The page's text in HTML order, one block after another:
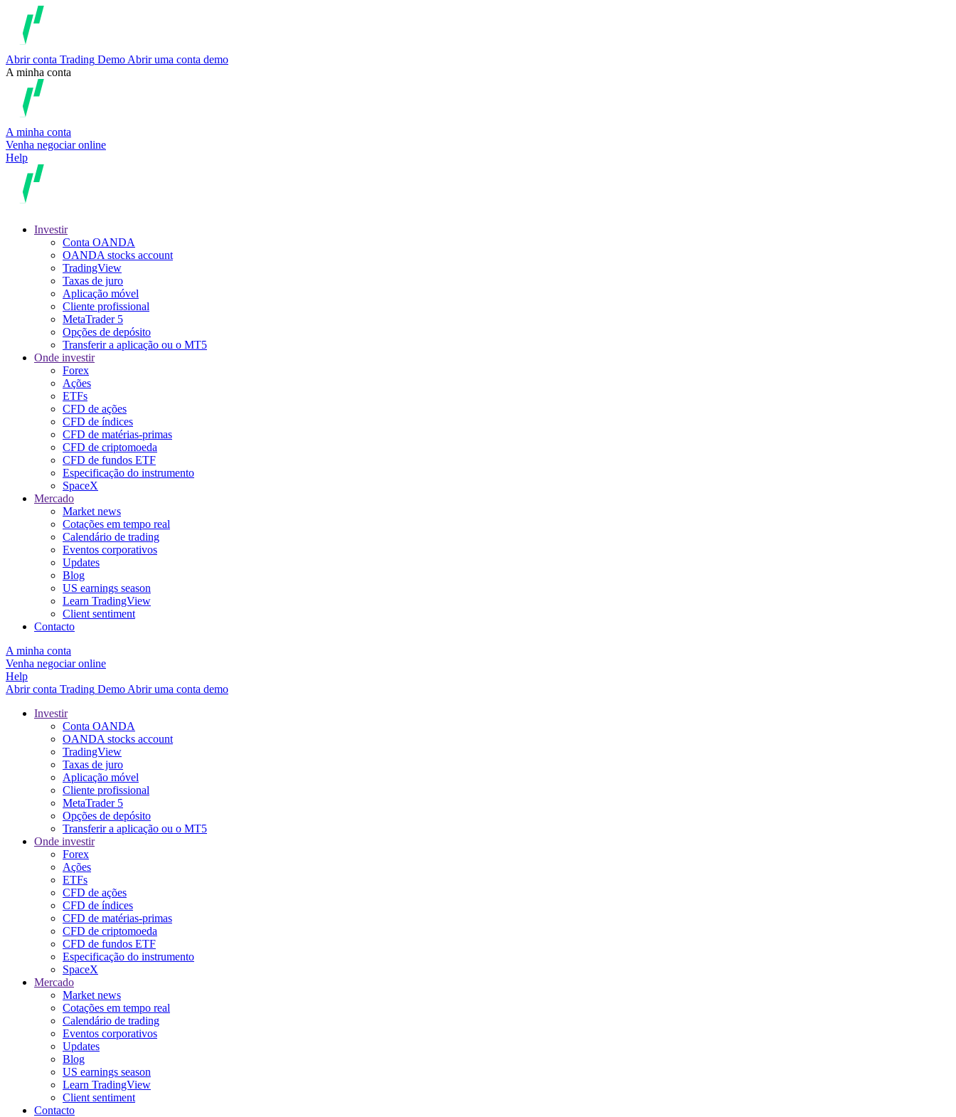
Abrir conta Trading Demo Abrir uma conta demo
A minha conta
A minha conta
Venha negociar online
Help
Investir
Conta OANDA
OANDA stocks account
TradingView
Taxas de juro
Aplicação móvel
Cliente profissional
MetaTrader 5
Opções de depósito
Transferir a aplicação ou o MT5
Onde investir
Forex
Ações
ETFs
CFD de ações
CFD de índices
CFD de matérias-primas
CFD de criptomoeda
CFD de fundos ETF
Especificação do instrumento
SpaceX
Mercado
Market news
Cotações em tempo real
Calendário de trading
Eventos corporativos
Updates
Blog
US earnings season
Learn TradingView
Client sentiment
Contacto
A minha conta
Venha negociar online
Help
Abrir conta Trading Demo Abrir uma conta demo
Investir
Conta OANDA
OANDA stocks account
TradingView
Taxas de juro
Aplicação móvel
Cliente profissional
MetaTrader 5
Opções de depósito
Transferir a aplicação ou o MT5
Onde investir
Forex
Ações
ETFs
CFD de ações
CFD de índices
CFD de matérias-primas
CFD de criptomoeda
CFD de fundos ETF
Especificação do instrumento
SpaceX
Mercado
Market news
Cotações em tempo real
Calendário de trading
Eventos corporativos
Updates
Blog
US earnings season
Learn TradingView
Client sentiment
Contacto